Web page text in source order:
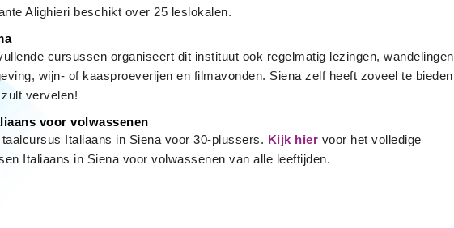
Alighieri beschikt over 25 leslokalen.
cursussen organiseert dit instituut ook regelmatig lezingen, wandelingen
wijn- of kaasproeverijen en filmavonden. Siena zelf heeft zoveel te bieden
vervelen!
voor volwassenen
Italiaans in Siena voor 30-plussers. Kijk hier voor het volledige
Italiaans in Siena voor volwassenen van alle leeftijden.